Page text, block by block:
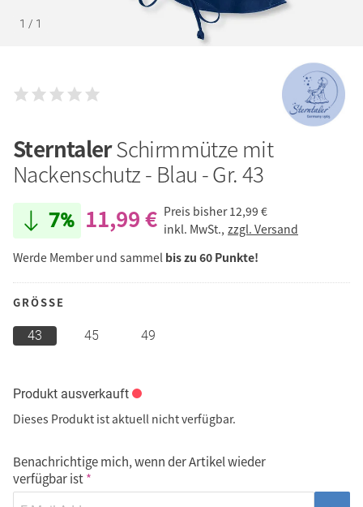
1 / 1
SterntalerSchirmmütze mit
Nackenschutz - Blau - Gr. 43
7% 11,99 € Preis bisher 12,99 €
inkl. MwSt., zzgl. Versand
Werde Member und sammel bis zu 60 Punkte!
GRÖSSE
43 45 49
Produkt ausverkauft
Dieses Produkt ist aktuell nicht verfügbar.
Benachrichtige mich, wenn der Artikel wieder
verfügbar ist